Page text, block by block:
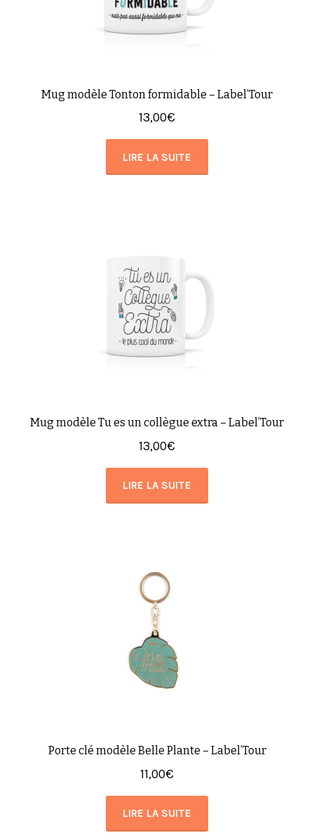
Mug modèle Tonton formidable – Label’Tour
13,00€
LIRE LA SUITE
Mug modèle Tu es un collègue extra – Label’Tour
13,00€
LIRE LA SUITE
Porte clé modèle Belle Plante – Label’Tour
11,00€
LIRE LA SUITE